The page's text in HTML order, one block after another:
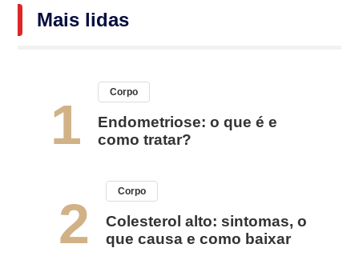
Mais lidas
1
Corpo
Endometriose: o que é e
como tratar?
2
Corpo
Colesterol alto: sintomas, o
que causa e como baixar